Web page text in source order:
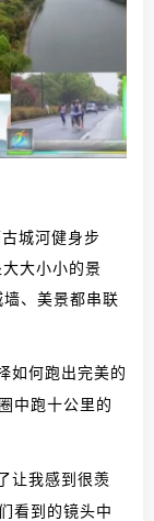
城河健身步
大小小的景
、美景都串联
如何跑出完美的
中跑十公里的
让我感到很羡
看到的镜头中